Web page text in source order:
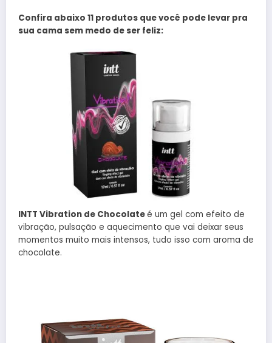
Confira abaixo 11 produtos que você pode levar pra
sua cama sem medo de ser feliz:
INTT Vibration de Chocolateé um gel com efeito de
vibração, pulsação e aquecimento que vai deixar seus
momentos muito mais intensos, tudo isso com aroma de
chocolate.